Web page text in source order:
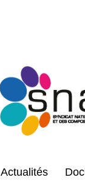
Actualités